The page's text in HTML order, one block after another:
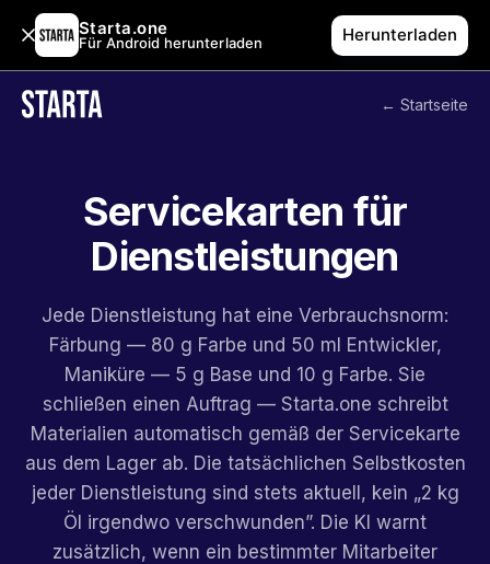
Starta.one
Für Android herunterladen Herunterladen
← Startseite
Servicekarten für
Dienstleistungen
Jede Dienstleistung hat eine Verbrauchsnorm:
Färbung — 80 g Farbe und 50 ml Entwickler,
Maniküre — 5 g Base und 10 g Farbe. Sie
schließen einen Auftrag — Starta.one schreibt
Materialien automatisch gemäß der Servicekarte
aus dem Lager ab. Die tatsächlichen Selbstkosten
jeder Dienstleistung sind stets aktuell, kein „2 kg
Öl irgendwo verschwunden”. Die KI warnt
zusätzlich, wenn ein bestimmter Mitarbeiter